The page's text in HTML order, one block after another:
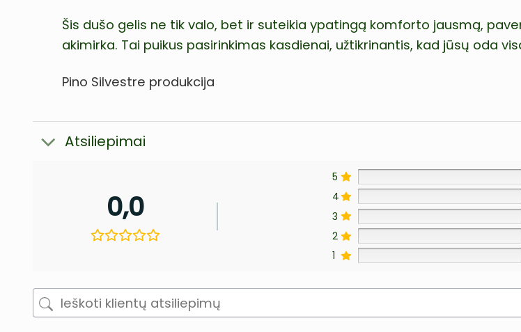
Šis dušo gelis ne tik valo, bet ir suteikia ypatingą komforto jausmą,
akimirka. Tai puikus pasirinkimas kasdienai, užtikrinantis, kad jūsų oda
Pino Silvestre produkcija
Atsiliepimai
0,0
5
4
3
2
1